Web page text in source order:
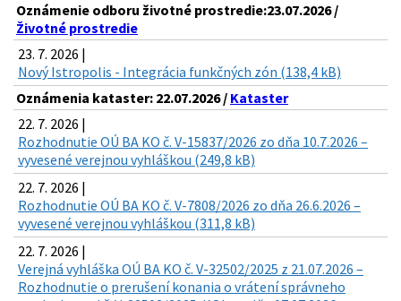
Oznámenie odboru životné prostredie:23.07.2026 /
Životné prostredie
23. 7. 2026 |
Nový Istropolis - Integrácia funkčných zón (138,4 kB)
Oznámenia kataster: 22.07.2026 / Kataster
22. 7. 2026 |
Rozhodnutie OÚ BA KO č. V-15837/2026 zo dňa 10.7.2026 –
vyvesené verejnou vyhláškou (249,8 kB)
22. 7. 2026 |
Rozhodnutie OÚ BA KO č. V-7808/2026 zo dňa 26.6.2026 –
vyvesené verejnou vyhláškou (311,8 kB)
22. 7. 2026 |
Verejná vyhláška OÚ BA KO č. V-32502/2025 z 21.07.2026 –
Rozhodnutie o prerušení konania o vrátení správneho